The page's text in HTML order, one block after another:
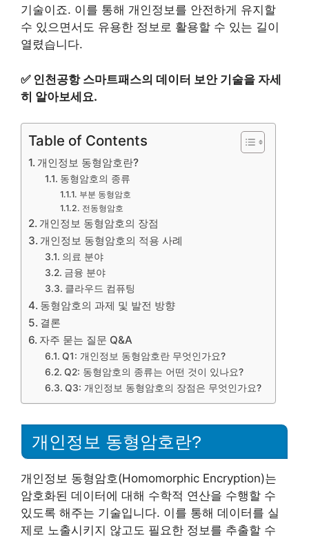
기술이죠. 이를 통해 개인정보를 안전하게 유지할
수 있으면서도 유용한 정보로 활용할 수 있는 길이
열렸습니다.
✅ 인천공항 스마트패스의 데이터 보안 기술을 자세
히 알아보세요.
Table of Contents
개인정보 동형암호란?
동형암호의 종류
부분 동형암호
전동형암호
개인정보 동형암호의 장점
개인정보 동형암호의 적용 사례
의료 분야
금융 분야
클라우드 컴퓨팅
동형암호의 과제 및 발전 방향
결론
자주 묻는 질문 Q&A
Q1: 개인정보 동형암호란 무엇인가요?
Q2: 동형암호의 종류는 어떤 것이 있나요?
Q3: 개인정보 동형암호의 장점은 무엇인가요?
개인정보 동형암호란?
개인정보 동형암호(Homomorphic Encryption)는
암호화된 데이터에 대해 수학적 연산을 수행할 수
있도록 해주는 기술입니다. 이를 통해 데이터를 실
제로 노출시키지 않고도 필요한 정보를 추출할 수